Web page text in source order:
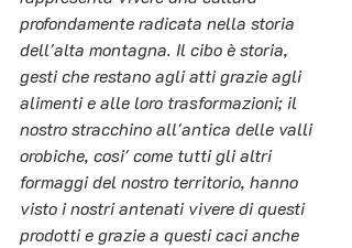
profondamente radicata nella storia
dell'alta montagna. Il cibo è storia,
gesti che restano agli atti grazie agli
alimenti e alle loro trasformazioni; il
nostro stracchino all'antica delle valli
orobiche, cosi' come tutti gli altri
formaggi del nostro territorio, hanno
visto i nostri antenati vivere di questi
prodotti e grazie a questi caci anche